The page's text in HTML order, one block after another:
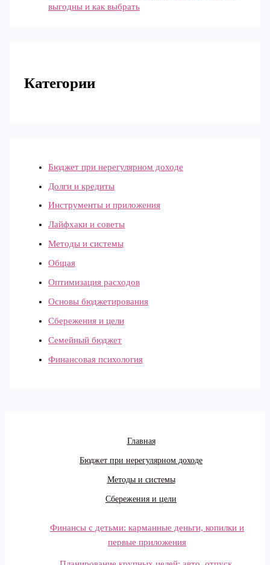
выгодны и как выбрать
Категории
Бюджет при нерегулярном доходе
Долги и кредиты
Инструменты и приложения
Лайфхаки и советы
Методы и системы
Общая
Оптимизация расходов
Основы бюджетирования
Сбережения и цели
Семейный бюджет
Финансовая психология
Главная
Бюджет при нерегулярном доходе
Методы и системы
Сбережения и цели
Финансы с детьми: карманные деньги, копилки и
первые приложения